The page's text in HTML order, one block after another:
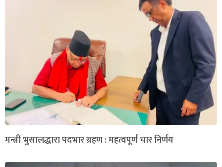
मन्त्री भुसालद्धारा पदभार ग्रहण : महत्वपूर्ण चार निर्णय